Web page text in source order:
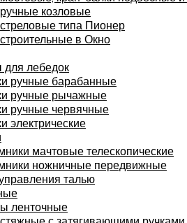
козловые
типа Пионер
в Окно
для лебедок
ручные барабанные
ручные рычажные
ручные червячные
электрические
мачтовые телескопические
ножничные передвижные
талью
ленточные